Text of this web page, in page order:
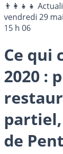
👨‍👩‍👧‍👧
vendredi 29
15 h 06
Ce qui
2020 :
de